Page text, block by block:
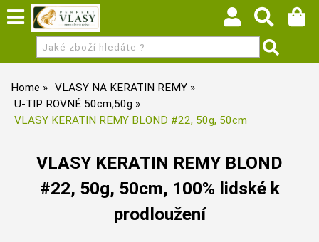
Home
VLASY NA KERATIN REMY
U-TIP ROVNÉ 50cm,50g
VLASY KERATIN REMY BLOND #22, 50g, 50cm
VLASY KERATIN REMY BLOND
#22, 50g, 50cm, 100% lidské k
prodloužení